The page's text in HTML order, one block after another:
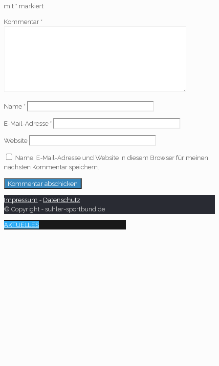
mit * markiert
Kommentar *
Name *
E-Mail-Adresse *
Website
Name, E-Mail-Adresse und Website in diesem Browser für meinen
nächsten Kommentar speichern.
Impressum - Datenschutz
© Copyright - suhler-sportbund.de
AKTUELLES